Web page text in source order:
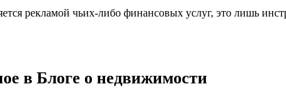
рекламой чьих-либо финансовых услуг, это лишь
в Блоге о недвижимости